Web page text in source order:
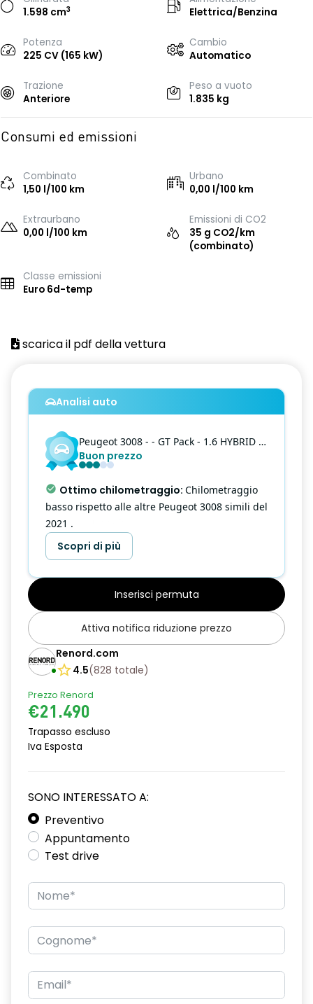
1.598 cm3
Elettrica/Benzina
Potenza
225 CV (165 kW)
Cambio
Automatico
Trazione
Anteriore
Peso a vuoto
1.835 kg
Consumi ed emissioni
Combinato
1,50 l/100 km
Urbano
0,00 l/100 km
Extraurbano
0,00 l/100 km
Emissioni di CO2
35 g CO2/km
(combinato)
Classe emissioni
Euro 6d-temp
scarica il pdf della vettura
Analisi auto
Peugeot 3008 - - GT Pack - 1.6 HYBRID PHEV 225cv GT Pack e-EAT8
Buon prezzo
Ottimo chilometraggio: Chilometraggio
basso rispetto alle altre Peugeot 3008 simili del
2021 .
Scopri di più
Inserisci permuta
Attiva notifica riduzione prezzo
Renord.com
4.5(828 totale)
Prezzo Renord
€21.490
Trapasso escluso
Iva Esposta
SONO INTERESSATO A:
Preventivo
Appuntamento
Test drive